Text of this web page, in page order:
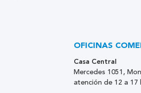
OFICINAS
Casa Central
Mercedes 1051,
atención de 12 a 17